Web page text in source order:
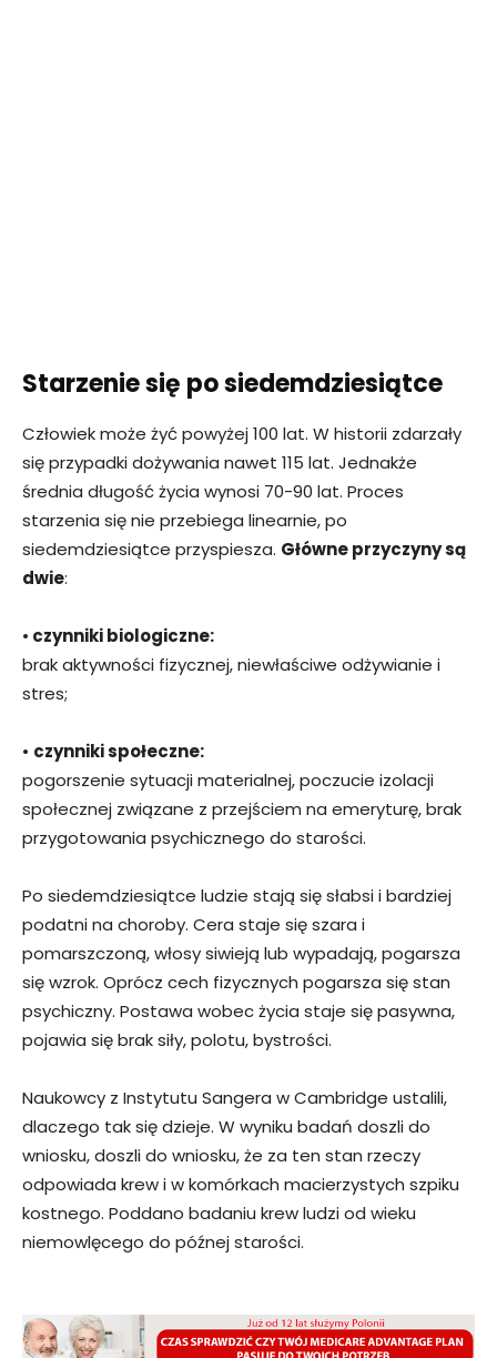
Starzenie się po siedemdziesiątce
Człowiek może żyć powyżej 100 lat. W historii zdarzały
się przypadki dożywania nawet 115 lat. Jednakże
średnia długość życia wynosi 70-90 lat. Proces
starzenia się nie przebiega linearnie, po
siedemdziesiątce przyspiesza. Główne przyczyny są
dwie:
• czynniki biologiczne:
brak aktywności fizycznej, niewłaściwe odżywianie i
stres;
• czynniki społeczne:
pogorszenie sytuacji materialnej, poczucie izolacji
społecznej związane z przejściem na emeryturę, brak
przygotowania psychicznego do starości.
Po siedemdziesiątce ludzie stają się słabsi i bardziej
podatni na choroby. Cera staje się szara i
pomarszczoną, włosy siwieją lub wypadają, pogarsza
się wzrok. Oprócz cech fizycznych pogarsza się stan
psychiczny. Postawa wobec życia staje się pasywna,
pojawia się brak siły, polotu, bystrości.
Naukowcy z Instytutu Sangera w Cambridge ustalili,
dlaczego tak się dzieje. W wyniku badań doszli do
wniosku, doszli do wniosku, że za ten stan rzeczy
odpowiada krew i w komórkach macierzystych szpiku
kostnego. Poddano badaniu krew ludzi od wieku
niemowlęcego do późnej starości.